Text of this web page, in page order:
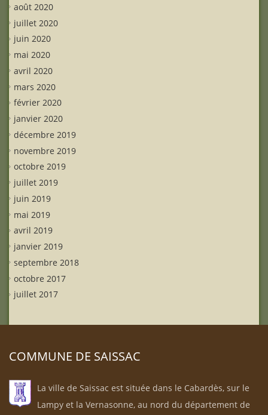
août 2020
juillet 2020
juin 2020
mai 2020
avril 2020
mars 2020
février 2020
janvier 2020
décembre 2019
novembre 2019
octobre 2019
juillet 2019
juin 2019
mai 2019
avril 2019
janvier 2019
septembre 2018
octobre 2017
juillet 2017
COMMUNE DE SAISSAC
La ville de Saissac est située dans le Cabardès, sur le
Lampy et la Vernasonne, au nord du département de